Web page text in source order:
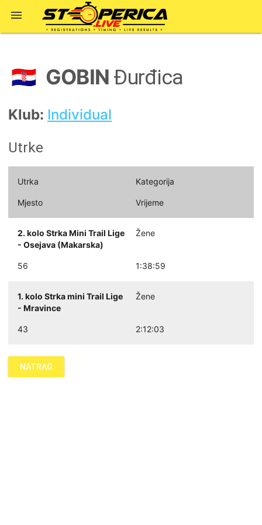

🇭🇷 GOBIN Đurđica
Klub: Individual
Utrke
Utrka Kategorija
Mjesto Vrijeme
2. kolo Strka Mini Trail Lige
- Osejava (Makarska)
Žene
56 1:38:59
1. kolo Strka mini Trail Lige
- Mravince
Žene
43 2:12:03
NATRAG